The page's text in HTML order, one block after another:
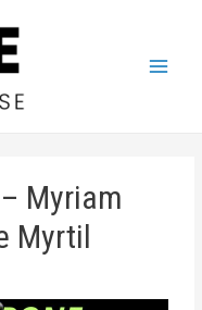
Myriam
Myrtil